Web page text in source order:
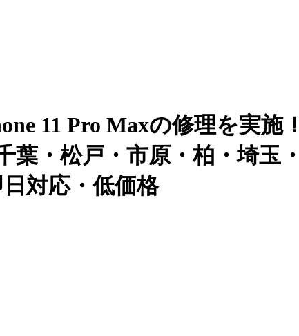
11 Pro Maxの修理を実施
葉・松戸・市原・柏・埼玉
対応・低価格